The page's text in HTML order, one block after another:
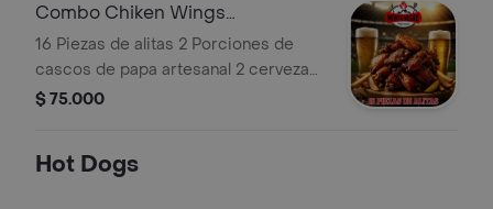
Combo Chiken Wings
Mundialistas
16 Piezas de alitas 2 Porciones de
cascos de papa artesanal 2 cervezas
Heineken
$ 75.000
Hot Dogs